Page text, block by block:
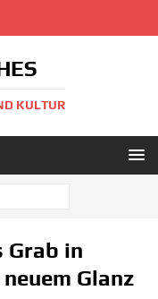
KULTUR
Grab in
Glanz